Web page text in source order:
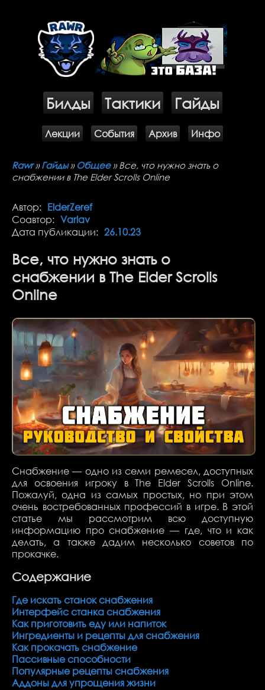
ВОЙТИ
Билды Тактики Гайды
Лекции Cобытия Архив Инфо
Rawr»Гайды» Общee» Все, что нужно знать о
снабжении в The Elder Scrolls Online
Автор: ElderZeref
Соавтор: Varlav
Дата публикации: 26.10.23
Все, что нужно знать о
снабжении в The Elder Scrolls
Online
Снабжение — одно из семи ремесел, доступных
для освоения игроку в The Elder Scrolls Online.
Пожалуй, одна из самых простых, но при этом
очень востребованных профессий в игре. В этой
статье мы рассмотрим всю доступную
информацию про снабжение — где, что и как
делать, а также дадим несколько советов по
прокачке.
Содержание
Где искать станок снабжения
Интерфейс станка снабжения
Как приготовить еду или напиток
Ингредиенты и рецепты для снабжения
Как прокачать снабжение
Пассивные способности
Популярные рецепты снабжения
Аддоны для упрощения жизни